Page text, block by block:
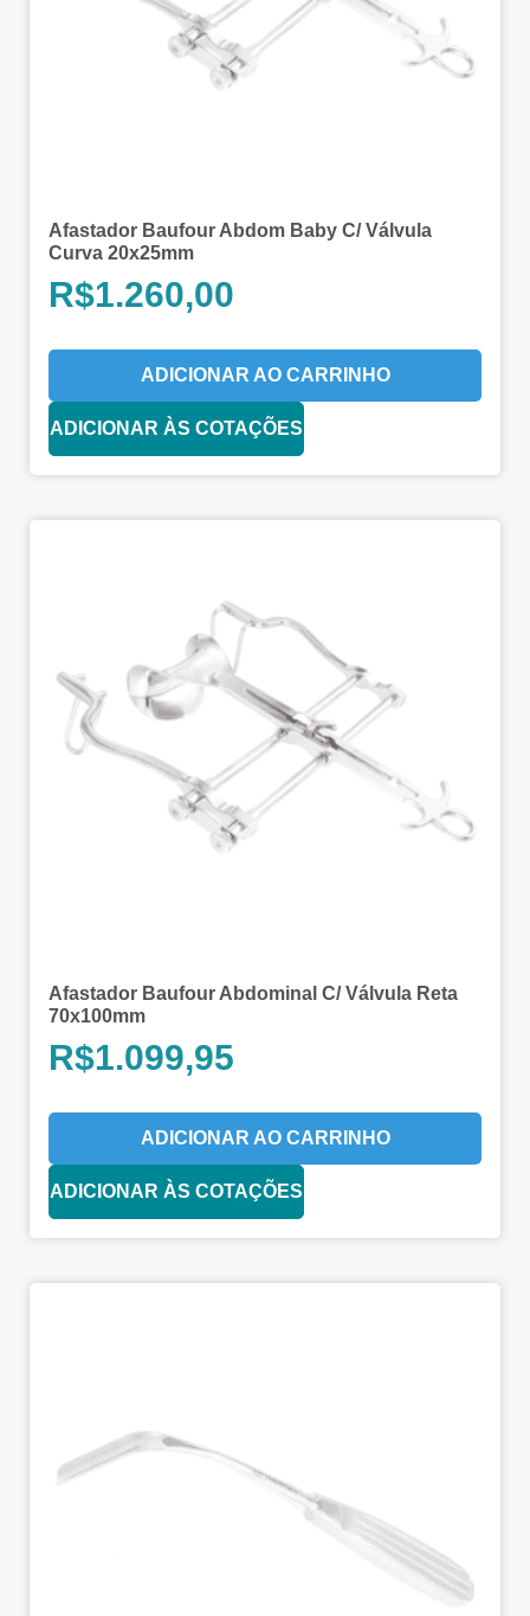
Afastador Baufour Abdom Baby C/ Válvula
Curva 20x25mm
R$1.260,00
ADICIONAR AO CARRINHO
ADICIONAR ÀS COTAÇÕES
Afastador Baufour Abdominal C/ Válvula Reta
70x100mm
R$1.099,95
ADICIONAR AO CARRINHO
ADICIONAR ÀS COTAÇÕES